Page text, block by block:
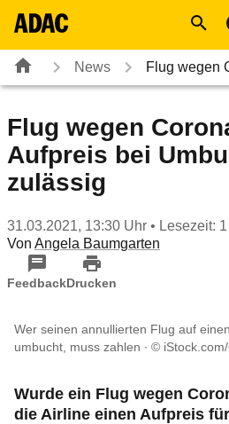
News Flug wegen
Flug wegen
Aufpreis bei
zulässig
31.03.2021, 13:30 Uhr • Lesezeit:
Von Angela Baumgarten
FeedbackDrucken
Wer seinen annullierten Flug auf
umbucht, muss zahlen
©
Wurde ein Flug wegen
die Airline einen Aufpreis